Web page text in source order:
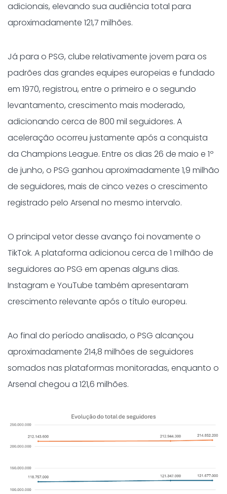
adicionais, elevando sua audiência total para
aproximadamente 121,7 milhões.
Já para o PSG, clube relativamente jovem para os
padrões das grandes equipes europeias e fundado
em 1970, registrou, entre o primeiro e o segundo
levantamento, crescimento mais moderado,
adicionando cerca de 800 mil seguidores. A
aceleração ocorreu justamente após a conquista
da Champions League. Entre os dias 26 de maio e 1º
de junho, o PSG ganhou aproximadamente 1,9 milhão
de seguidores, mais de cinco vezes o crescimento
registrado pelo Arsenal no mesmo intervalo.
O principal vetor desse avanço foi novamente o
TikTok. A plataforma adicionou cerca de 1 milhão de
seguidores ao PSG em apenas alguns dias.
Instagram e YouTube também apresentaram
crescimento relevante após o título europeu.
Ao final do período analisado, o PSG alcançou
aproximadamente 214,8 milhões de seguidores
somados nas plataformas monitoradas, enquanto o
Arsenal chegou a 121,6 milhões.